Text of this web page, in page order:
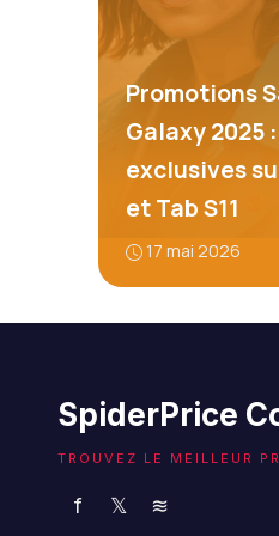
Promotions
Galaxy 2025
exclusives
et Tab S11
17 mai 2026
SpiderPrice
TROUVEZ LE MEILLEUR
f 𝕏 ≋